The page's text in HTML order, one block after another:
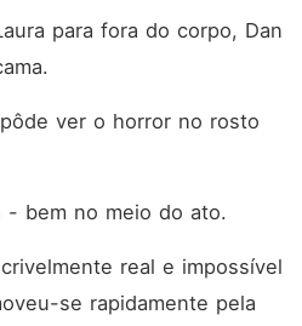
para fora do corpo, Dan
ver o horror no rosto
- bem no meio do ato.
real e impossível
se rapidamente pela